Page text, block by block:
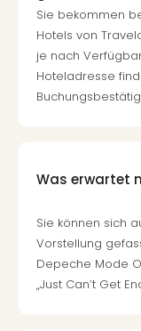
Sie bekommen
Hotels von
je nach
Hoteladresse
Was erwartet
Sie können sich
Vorstellung
Depeche Mode
„Just Can’t Get